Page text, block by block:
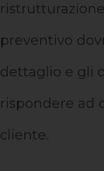
preventivo
dettaglio e gli
rispondere ad
cliente.